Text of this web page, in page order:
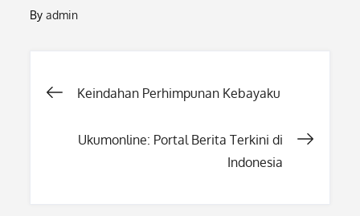
Byadmin
Post
navigation
Keindahan Perhimpunan Kebayaku
Ukumonline: Portal Berita Terkini di
Indonesia